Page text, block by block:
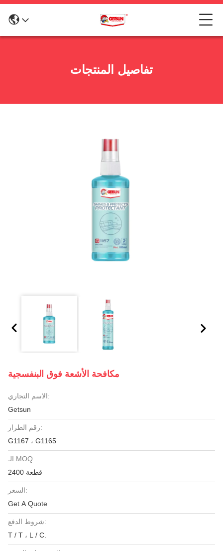
تفاصيل المنتجات
مكافحة الأشعة فوق البنفسجية
الاسم التجاري:
Getsun
رقم الطراز:
G1167 ، G1165
الـ MOQ:
2400 قطعة
السعر:
Get A Quote
شروط الدفع:
T / T ، L / C.